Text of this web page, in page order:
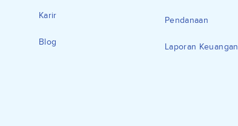
Karir
Blog
Pendanaan
Laporan Keuangan